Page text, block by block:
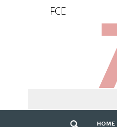
FCE
HOME